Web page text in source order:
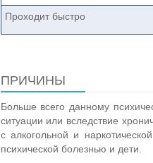
Проходит быстро
ПРИЧИНЫ
Больше всего данному
ситуации или вследствие
с алкогольной и
психической болезнью и дети.